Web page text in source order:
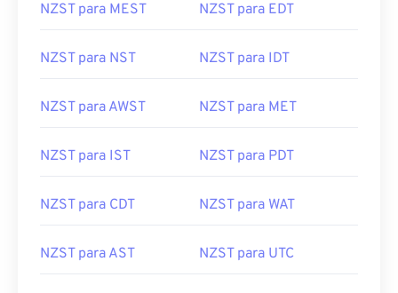
NZST para MEST NZST para EDT
NZST para NST NZST para IDT
NZST para AWST NZST para MET
NZST para IST NZST para PDT
NZST para CDT NZST para WAT
NZST para AST NZST para UTC